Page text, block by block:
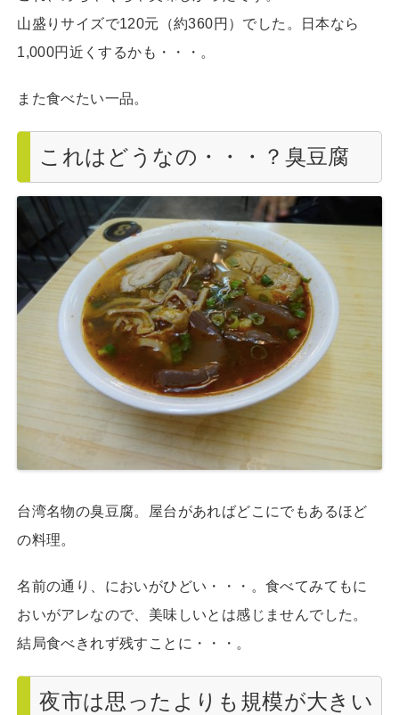
山盛りサイズで120元（約360円）でした。日本なら
1,000円近くするかも・・・。
また食べたい一品。
これはどうなの・・・？臭豆腐
台湾名物の臭豆腐。屋台があればどこにでもあるほど
の料理。
名前の通り、においがひどい・・・。食べてみてもに
おいがアレなので、美味しいとは感じませんでした。
結局食べきれず残すことに・・・。
夜市は思ったよりも規模が大きい